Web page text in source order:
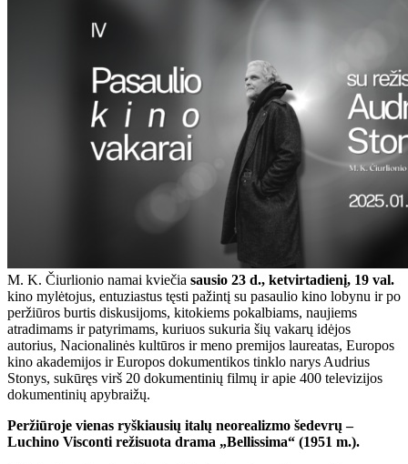
M. K. Čiurlionio namai kviečia sausio 23 d., ketvirtadienį, 19 val.
kino mylėtojus, entuziastus tęsti pažintį su pasaulio kino lobynu ir po
peržiūros burtis diskusijoms, kitokiems pokalbiams, naujiems
atradimams ir patyrimams, kuriuos sukuria šių vakarų idėjos
autorius, Nacionalinės kultūros ir meno premijos laureatas, Europos
kino akademijos ir Europos dokumentikos tinklo narys Audrius
Stonys, sukūręs virš 20 dokumentinių filmų ir apie 400 televizijos
dokumentinių apybraižų.
Peržiūroje vienas ryškiausių italų neorealizmo šedevrų –
Luchino Visconti režisuota drama „Bellissima“ (1951 m.).